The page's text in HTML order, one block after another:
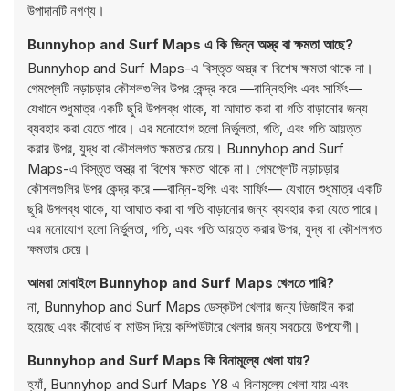
উপাদানটি নগণ্য।
Bunnyhop and Surf Maps এ কি ভিন্ন অস্ত্র বা ক্ষমতা আছে?
Bunnyhop and Surf Maps-এ বিস্তৃত অস্ত্র বা বিশেষ ক্ষমতা থাকে না।
গেমপ্লেটি নড়াচড়ার কৌশলগুলির উপর কেন্দ্র করে —বান্নিহপিং এবং সার্ফিং—
যেখানে শুধুমাত্র একটি ছুরি উপলব্ধ থাকে, যা আঘাত করা বা গতি বাড়ানোর জন্য
ব্যবহার করা যেতে পারে। এর মনোযোগ হলো নির্ভুলতা, গতি, এবং গতি আয়ত্ত
করার উপর, যুদ্ধ বা কৌশলগত ক্ষমতার চেয়ে। Bunnyhop and Surf
Maps-এ বিস্তৃত অস্ত্র বা বিশেষ ক্ষমতা থাকে না। গেমপ্লেটি নড়াচড়ার
কৌশলগুলির উপর কেন্দ্র করে —বান্নি-হপিং এবং সার্ফিং— যেখানে শুধুমাত্র একটি
ছুরি উপলব্ধ থাকে, যা আঘাত করা বা গতি বাড়ানোর জন্য ব্যবহার করা যেতে পারে।
এর মনোযোগ হলো নির্ভুলতা, গতি, এবং গতি আয়ত্ত করার উপর, যুদ্ধ বা কৌশলগত
ক্ষমতার চেয়ে।
আমরা মোবাইলে Bunnyhop and Surf Maps খেলতে পারি?
না, Bunnyhop and Surf Maps ডেস্কটপ খেলার জন্য ডিজাইন করা
হয়েছে এবং কীবোর্ড বা মাউস দিয়ে কম্পিউটারে খেলার জন্য সবচেয়ে উপযোগী।
Bunnyhop and Surf Maps কি বিনামূল্যে খেলা যায়?
হ্যাঁ, Bunnyhop and Surf Maps Y8 এ বিনামূল্যে খেলা যায় এবং